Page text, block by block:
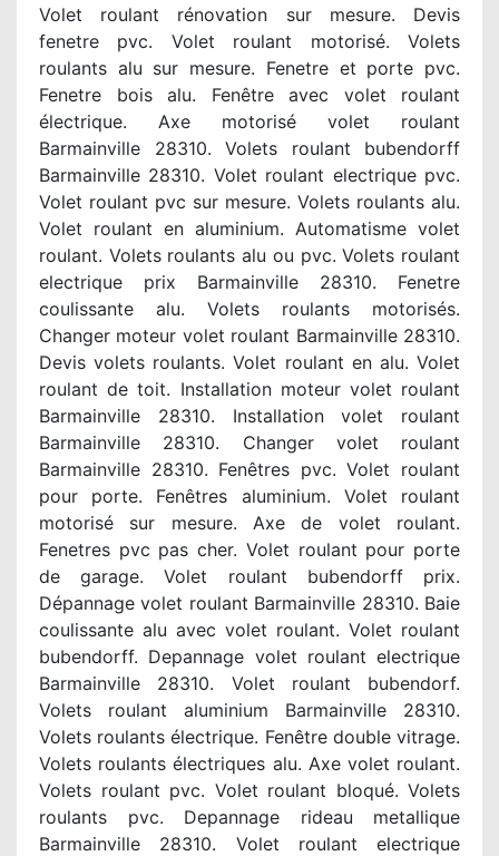
Volet roulant rénovation sur mesure. Devis
fenetre pvc. Volet roulant motorisé. Volets
roulants alu sur mesure. Fenetre et porte pvc.
Fenetre bois alu. Fenêtre avec volet roulant
électrique. Axe motorisé volet roulant
Barmainville 28310. Volets roulant bubendorff
Barmainville 28310. Volet roulant electrique pvc.
Volet roulant pvc sur mesure. Volets roulants alu.
Volet roulant en aluminium. Automatisme volet
roulant. Volets roulants alu ou pvc. Volets roulant
electrique prix Barmainville 28310. Fenetre
coulissante alu. Volets roulants motorisés.
Changer moteur volet roulant Barmainville 28310.
Devis volets roulants. Volet roulant en alu. Volet
roulant de toit. Installation moteur volet roulant
Barmainville 28310. Installation volet roulant
Barmainville 28310. Changer volet roulant
Barmainville 28310. Fenêtres pvc. Volet roulant
pour porte. Fenêtres aluminium. Volet roulant
motorisé sur mesure. Axe de volet roulant.
Fenetres pvc pas cher. Volet roulant pour porte
de garage. Volet roulant bubendorff prix.
Dépannage volet roulant Barmainville 28310. Baie
coulissante alu avec volet roulant. Volet roulant
bubendorff. Depannage volet roulant electrique
Barmainville 28310. Volet roulant bubendorf.
Volets roulant aluminium Barmainville 28310.
Volets roulants électrique. Fenêtre double vitrage.
Volets roulants électriques alu. Axe volet roulant.
Volets roulant pvc. Volet roulant bloqué. Volets
roulants pvc. Depannage rideau metallique
Barmainville 28310. Volet roulant electrique